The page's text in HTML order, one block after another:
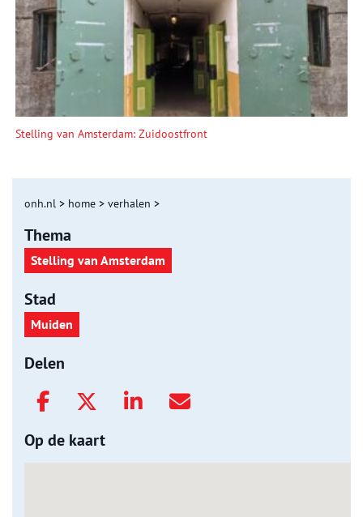
Stelling van Amsterdam: Zuidoostfront
onh.nl > home > verhalen >
Thema
Stelling van Amsterdam
Stad
Muiden
Delen
Op de kaart